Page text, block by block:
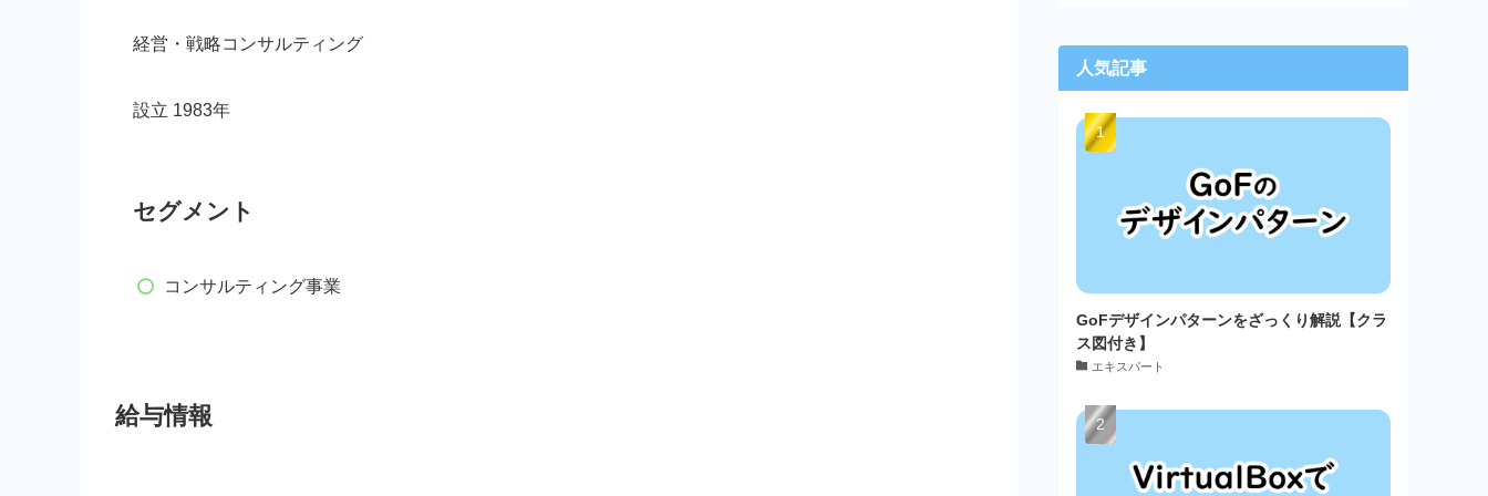
経営・戦略コンサルティング
設立 1983年
セグメント
コンサルティング事業
給与情報
人気記事
GoFデザインパターンをざっくり解説【クラ
ス図付き】
エキスパート